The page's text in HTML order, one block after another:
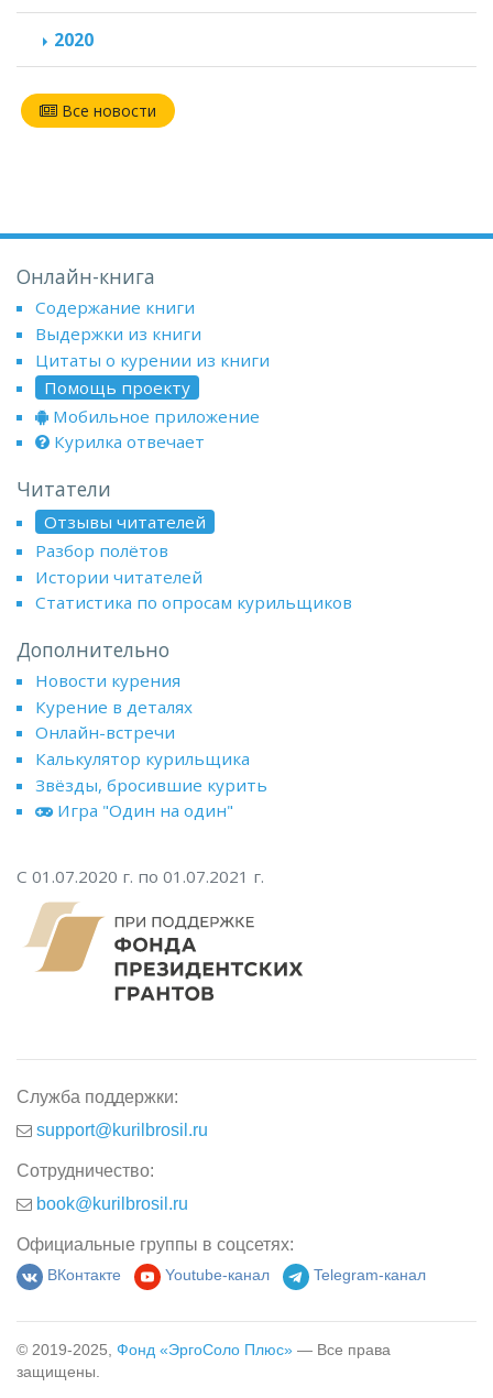
2020
Все новости
Онлайн-книга
Содержание книги
Выдержки из книги
Цитаты о курении из книги
Помощь проекту
Мобильное приложение
Курилка отвечает
Читатели
Отзывы читателей
Разбор полётов
Истории читателей
Статистика по опросам курильщиков
Дополнительно
Новости курения
Курение в деталях
Онлайн-встречи
Калькулятор курильщика
Звёзды, бросившие курить
Игра "Один на один"
С 01.07.2020 г. по 01.07.2021 г.
Служба поддержки:
support@kurilbrosil.ru
Сотрудничество:
book@kurilbrosil.ru
Официальные группы в соцсетях:
ВКонтакте Youtube-канал Telegram-канал
© 2019-2025, Фонд «ЭргоСоло Плюс» — Все права
защищены.